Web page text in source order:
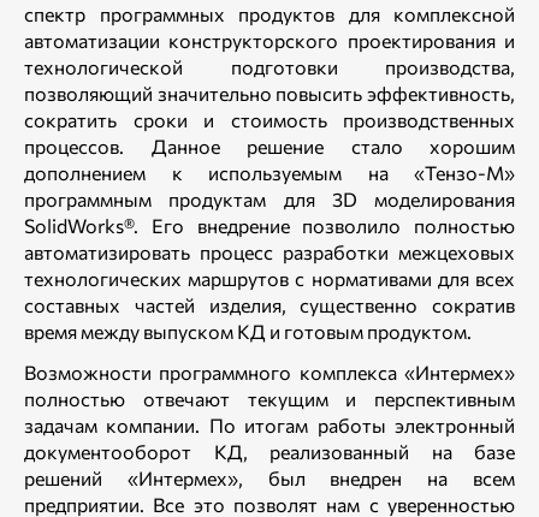
спектр программных продуктов для комплексной
автоматизации конструкторского проектирования и
технологической подготовки производства,
позволяющий значительно повысить эффективность,
сократить сроки и стоимость производственных
процессов. Данное решение стало хорошим
дополнением к используемым на «Тензо-М»
программным продуктам для 3D моделирования
SolidWorks®. Его внедрение позволило полностью
автоматизировать процесс разработки межцеховых
технологических маршрутов с нормативами для всех
составных частей изделия, существенно сократив
время между выпуском КД и готовым продуктом.
Возможности программного комплекса «Интермех»
полностью отвечают текущим и перспективным
задачам компании. По итогам работы электронный
документооборот КД, реализованный на базе
решений «Интермех», был внедрен на всем
предприятии. Все это позволят нам с уверенностью